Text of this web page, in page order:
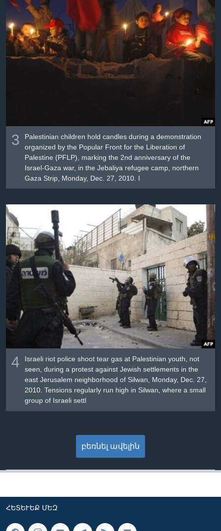
3
Palestinian children hold candles during a demonstration
organized by the Popular Front for the Liberation of
Palestine (PFLP), marking the 2nd anniversary of the
Israel-Gaza war, in the Jebaliya refugee camp, northern
Gaza Strip, Monday, Dec. 27, 2010. I
4
Israeli riot police shoot tear gas at Palestinian youth, not
seen, during a protest against Jewish settlements in the
east Jerusalem neighborhood of Silwan, Monday, Dec. 27,
2010. Tensions regularly run high in Silwan, where a small
group of Israeli settl
բեռնել ավելին
ՀԵՏԵՒԵՔ ՄԵԶ